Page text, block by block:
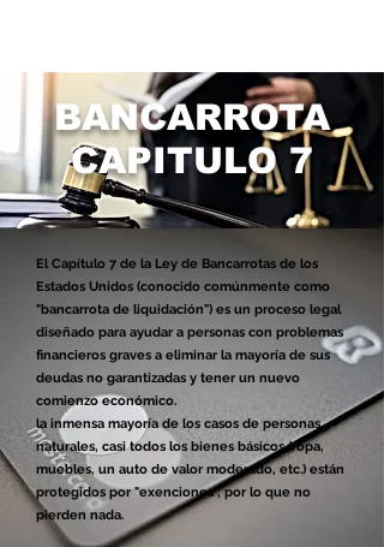
BANCARROTA
CAPITULO 7
El Capítulo 7 de la Ley de Bancarrotas de los
Estados Unidos (conocido comúnmente como
"bancarrota de liquidación") es un proceso legal
diseñado para ayudar a personas con problemas
financieros graves a eliminar la mayoría de sus
deudas no garantizadas y tener un nuevo
comienzo económico.
la inmensa mayoría de los casos de personas
naturales, casi todos los bienes básicos (ropa,
muebles, un auto de valor moderado, etc.) están
protegidos por "exenciones", por lo que no
pierden nada.